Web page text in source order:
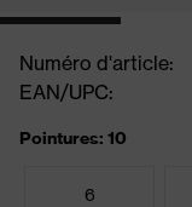
Numéro d'article:
EAN/UPC:
Pointures: 10
6